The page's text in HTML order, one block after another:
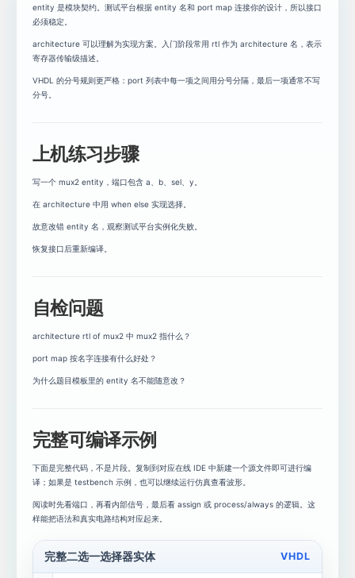
entity 是模块契约。测试平台根据 entity 名和 port map 连接你的设计，所以接口
必须稳定。
architecture 可以理解为实现方案。入门阶段常用 rtl 作为 architecture 名，表示
寄存器传输级描述。
VHDL 的分号规则更严格：port 列表中每一项之间用分号分隔，最后一项通常不写
分号。
上机练习步骤
写一个 mux2 entity，端口包含 a、b、sel、y。
在 architecture 中用 when else 实现选择。
故意改错 entity 名，观察测试平台实例化失败。
恢复接口后重新编译。
自检问题
architecture rtl of mux2 中 mux2 指什么？
port map 按名字连接有什么好处？
为什么题目模板里的 entity 名不能随意改？
完整可编译示例
下面是完整代码，不是片段。复制到对应在线 IDE 中新建一个源文件即可进行编
译；如果是 testbench 示例，也可以继续运行仿真查看波形。
阅读时先看端口，再看内部信号，最后看 assign 或 process/always 的逻辑。这
样能把语法和真实电路结构对应起来。
完整二选一选择器实体 VHDL